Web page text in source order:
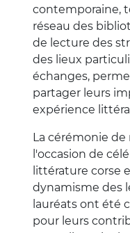
contemporaine,
réseau des
de lecture des
des lieux
échanges,
partager leurs
expérience
La cérémonie de
l'occasion de
littérature corse
dynamisme des
lauréats ont été
pour leurs